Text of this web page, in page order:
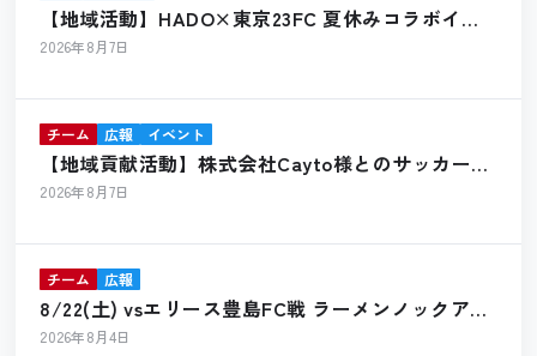
【地域活動】HADO×東京23FC 夏休みコラボイベ
ント開催報告
2026年8月7日
チーム 広報 イベント
【地域貢献活動】株式会社Cayto様とのサッカーボ
ール寄贈のお知らせ
2026年8月7日
チーム 広報
8/22(土) vsエリース豊島FC戦 ラーメンノックアウ
ト出店のお知らせ
2026年8月4日